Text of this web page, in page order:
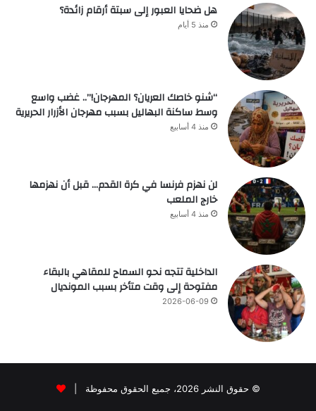
هل ضحايا العبور إلى سبتة أرقام زائدة؟
منذ 5 أيام
“شنو خاصك العريان؟ المهرجان!”.. غضب واسع
وسط ساكنة البهاليل بسبب مهرجان الأزرار الحريرية
منذ 4 أسابيع
لن نهزم فرنسا في كرة القدم… قبل أن نهزمها
خارج الملعب
منذ 4 أسابيع
الداخلية تتجه نحو السماح للمقاهي بالبقاء
مفتوحة إلى وقت متأخر بسبب المونديال
2026-06-09
© حقوق النشر 2026، جميع الحقوق محفوظة |